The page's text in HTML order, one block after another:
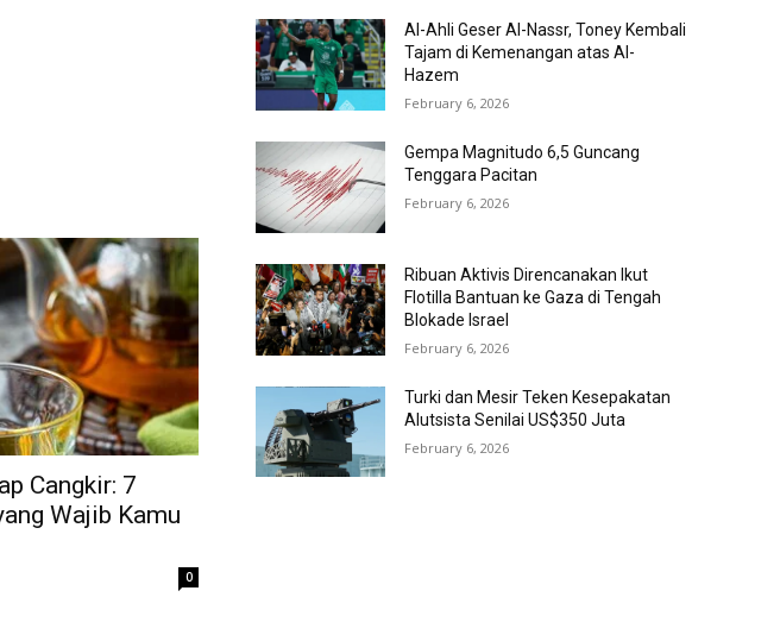
Cangkir: 7
Wajib Kamu
0
Al-Ahli Geser Al-Nassr, Toney Kembali
Tajam di Kemenangan atas Al-
Hazem
February 6, 2026
Gempa Magnitudo 6,5 Guncang
Tenggara Pacitan
February 6, 2026
Ribuan Aktivis Direncanakan Ikut
Flotilla Bantuan ke Gaza di Tengah
Blokade Israel
February 6, 2026
Turki dan Mesir Teken Kesepakatan
Alutsista Senilai US$350 Juta
February 6, 2026